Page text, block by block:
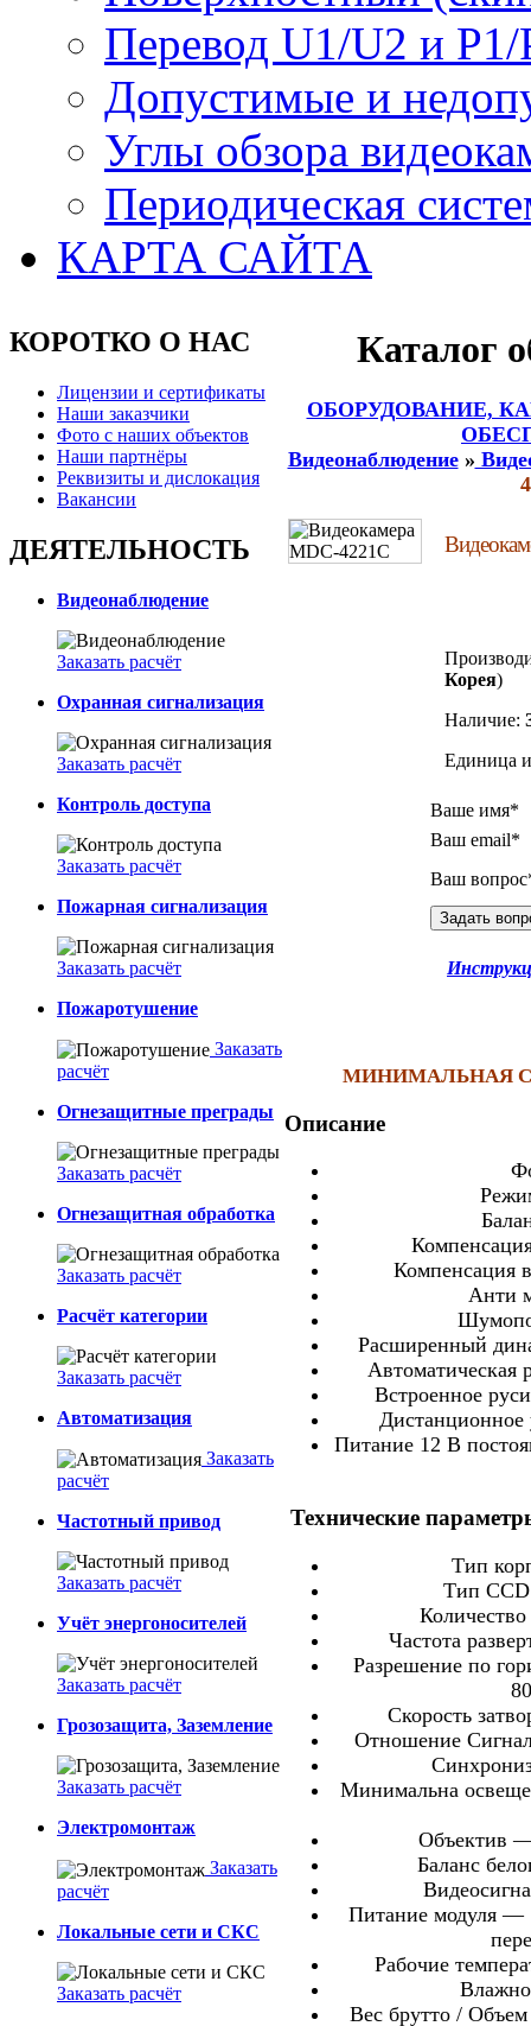
Перевод U1/U2 и
Допустимые и
Углы обзора
Периодическая
КАРТА САЙТА
КОРОТКО О НАС
Лицензии и сертификаты
Наши заказчики
Фото с наших объектов
Наши партнёры
Реквизиты и дислокация
Вакансии
ДЕЯТЕЛЬНОСТЬ
Видеонаблюдение
Заказать расчёт
Охранная сигнализация
Заказать расчёт
Контроль доступа
Заказать расчёт
Пожарная сигнализация
Заказать расчёт
Пожаротушение
Заказать
расчёт
Огнезащитные преграды
Заказать расчёт
Огнезащитная обработка
Заказать расчёт
Расчёт категории
Заказать расчёт
Автоматизация
Заказать
расчёт
Частотный привод
Заказать расчёт
Учёт энергоносителей
Заказать расчёт
Грозозащита, Заземление
Заказать расчёт
Электромонтаж
Заказать
расчёт
Локальные сети и СКС
Заказать расчёт
Каталог
ОБОРУДОВАНИЕ,
Видеонаблюдение»
Корея)
Наличие:
Единица
Ваше имя*
Ваш email*
Ваш
МИНИМАЛЬНАЯ
Описание
Компенсация
Анти
Расширенный
Автоматическая
Встроенное
Дистанционное
Питание 12 В
Технические
Тип
Тип
Частота
Разрешение по
Скорость
Отношение
Минимальна
Объектив
Баланс
Питание модуля —
Рабочие
Вес брутто /